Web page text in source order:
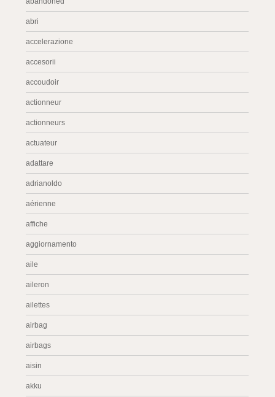
abri
accelerazione
accesorii
accoudoir
actionneur
actionneurs
actuateur
adattare
adrianoldo
aérienne
affiche
aggiornamento
aile
aileron
ailettes
airbag
airbags
aisin
akku